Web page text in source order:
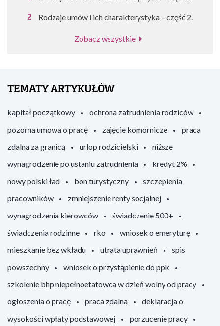
Rodzaje umów i ich charakterystyka – część 2.
Zobacz wszystkie
TEMATY ARTYKUŁÓW
kapitał początkowy
ochrona zatrudnienia rodziców
pozorna umowa o pracę
zajęcie komornicze
praca
zdalna za granicą
urlop rodzicielski
niższe
wynagrodzenie po ustaniu zatrudnienia
kredyt 2%
nowy polski ład
bon turystyczny
szczepienia
pracowników
zmniejszenie renty socjalnej
wynagrodzenia kierowców
świadczenie 500+
świadczenia rodzinne
rko
wniosek o emeryturę
mieszkanie bez wkładu
utrata uprawnień
spis
powszechny
wniosek o przystąpienie do ppk
szkolenie bhp niepełnoetatowca w dzień wolny od pracy
ogłoszenia o pracę
praca zdalna
deklaracja o
wysokości wpłaty podstawowej
porzucenie pracy